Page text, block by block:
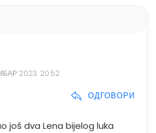
2023. 20:52
ОДГОВОРИ
još dva Lena bijelog luka